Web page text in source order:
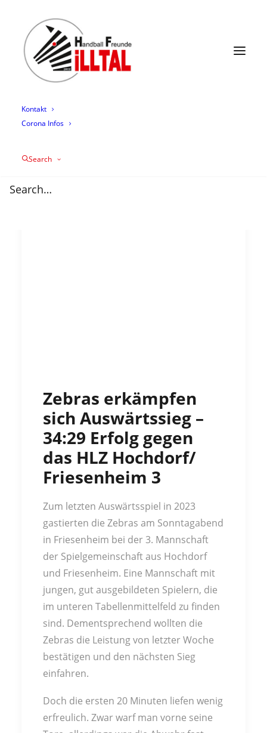
Termine
Mannschaften
Trainingszeiten
Mediathek
Über uns
Kontakt
Corona Infos
Search
Zebras erkämpfen
sich Auswärtssieg –
34:29 Erfolg gegen
das HLZ Hochdorf/
Friesenheim 3
Zum letzten Auswärtsspiel in 2023
gastierten die Zebras am Sonntagabend
in Friesenheim bei der 3. Mannschaft
der Spielgemeinschaft aus Hochdorf
und Friesenheim. Eine Mannschaft mit
jungen, gut ausgebildeten Spielern, die
im unteren Tabellenmittelfeld zu finden
sind. Dementsprechend wollten die
Zebras die Leistung von letzter Woche
bestätigen und den nächsten Sieg
einfahren.
Doch die ersten 20 Minuten liefen wenig
erfreulich. Zwar warf man vorne seine